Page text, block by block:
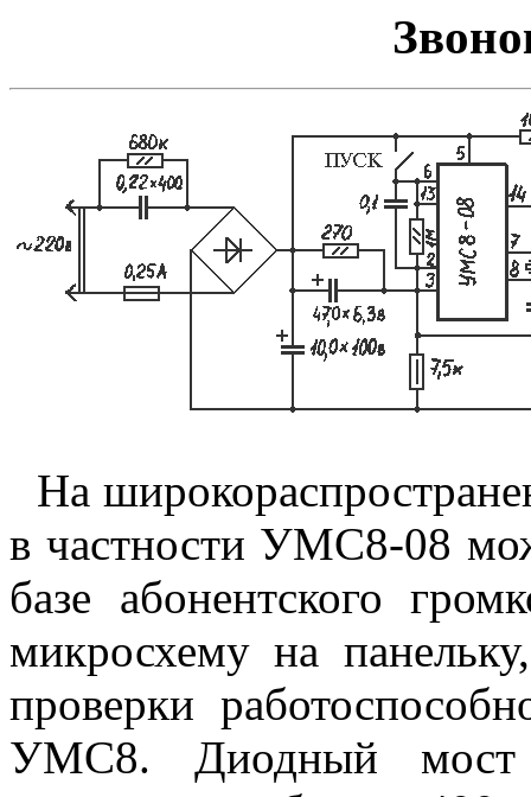
На
в частности УМС8-08
базе абонентского
микросхему на
проверки
УМС8. Диодный мост